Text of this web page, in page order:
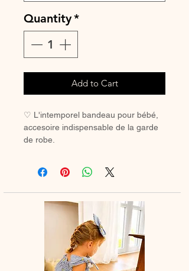
Quantity*
Add to Cart
♡ L'intemporel bandeau pour bébé,
accesoire indispensable de la garde
de robe.
21 jours ouvrés selon les commandes
♡ Lavage à la main ou en machine
30° max, couleurs similaires, cycle
délicat. Ne pas utilser de sèche-linge.